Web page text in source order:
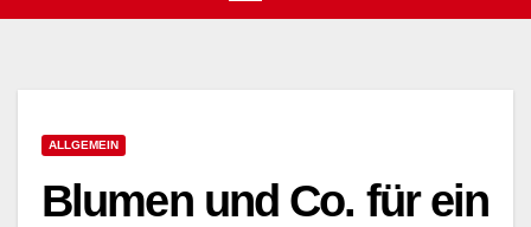
ALLGEMEIN
Blumen und Co. für ein